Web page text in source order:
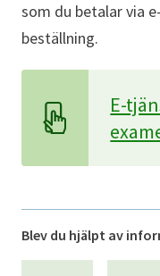
som du betalar via
beställning.
E-
Blev du hjälpt av